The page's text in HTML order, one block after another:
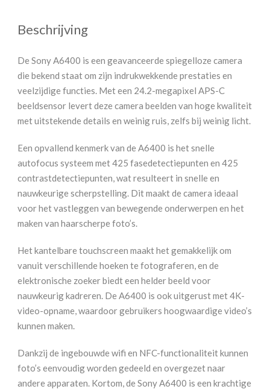
Beschrijving
De Sony A6400 is een geavanceerde spiegelloze camera
die bekend staat om zijn indrukwekkende prestaties en
veelzijdige functies. Met een 24.2-megapixel APS-C
beeldsensor levert deze camera beelden van hoge kwaliteit
met uitstekende details en weinig ruis, zelfs bij weinig licht.
Een opvallend kenmerk van de A6400 is het snelle
autofocus systeem met 425 fasedetectiepunten en 425
contrastdetectiepunten, wat resulteert in snelle en
nauwkeurige scherpstelling. Dit maakt de camera ideaal
voor het vastleggen van bewegende onderwerpen en het
maken van haarscherpe foto’s.
Het kantelbare touchscreen maakt het gemakkelijk om
vanuit verschillende hoeken te fotograferen, en de
elektronische zoeker biedt een helder beeld voor
nauwkeurig kadreren. De A6400 is ook uitgerust met 4K-
video-opname, waardoor gebruikers hoogwaardige video’s
kunnen maken.
Dankzij de ingebouwde wifi en NFC-functionaliteit kunnen
foto’s eenvoudig worden gedeeld en overgezet naar
andere apparaten. Kortom, de Sony A6400 is een krachtige